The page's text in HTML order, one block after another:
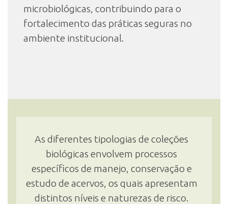
microbiológicas, contribuindo para o
fortalecimento das práticas seguras no
ambiente institucional.
As diferentes tipologias de coleções
biológicas envolvem processos
específicos de manejo, conservação e
estudo de acervos, os quais apresentam
distintos níveis e naturezas de risco.